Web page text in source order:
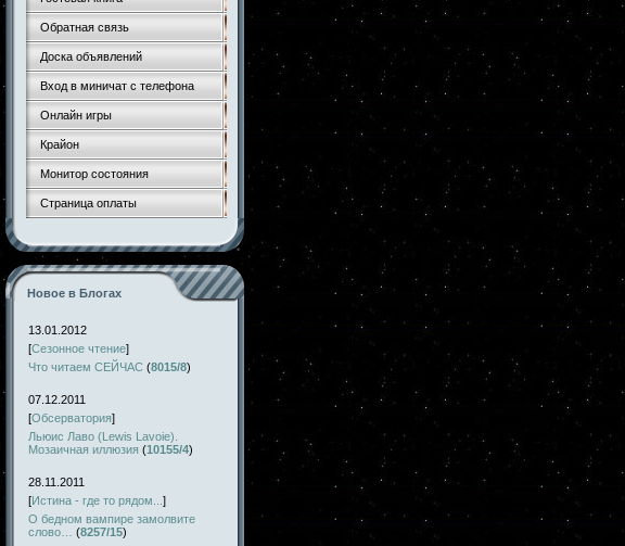
Обратная связь
Доска объявлений
Вход в миничат с телефона
Онлайн игры
Крайон
Монитор состояния
Страница оплаты
Новое в Блогах
13.01.2012
[Сезонное чтение]
Что читаем СЕЙЧАС (8015/8)
07.12.2011
[Обсерватория]
Льюис Лаво (Lewis Lavoie).
Мозаичная иллюзия (10155/4)
28.11.2011
[Истина - где то рядом... ]
О бедном вампире замолвите
слово…
(8257/15)